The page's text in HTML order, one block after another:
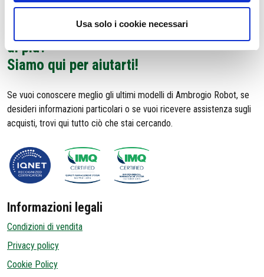
Usa solo i cookie necessari
Sei in cerca di assistenza o vuoi saperne
di più?
Siamo qui per aiutarti!
Se vuoi conoscere meglio gli ultimi modelli di Ambrogio Robot, se
desideri informazioni particolari o se vuoi ricevere assistenza sugli
acquisti, trovi qui tutto ciò che stai cercando.
Informazioni legali
Condizioni di vendita
Privacy policy
Cookie Policy